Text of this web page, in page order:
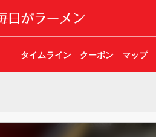
タイムライン クーポン マップ